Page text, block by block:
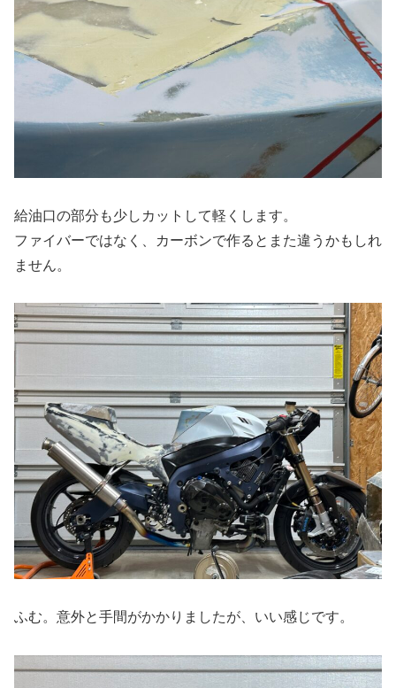
給油口の部分も少しカットして軽くします。
ファイバーではなく、カーボンで作るとまた違うかもしれ
ません。
ふむ。意外と手間がかかりましたが、いい感じです。